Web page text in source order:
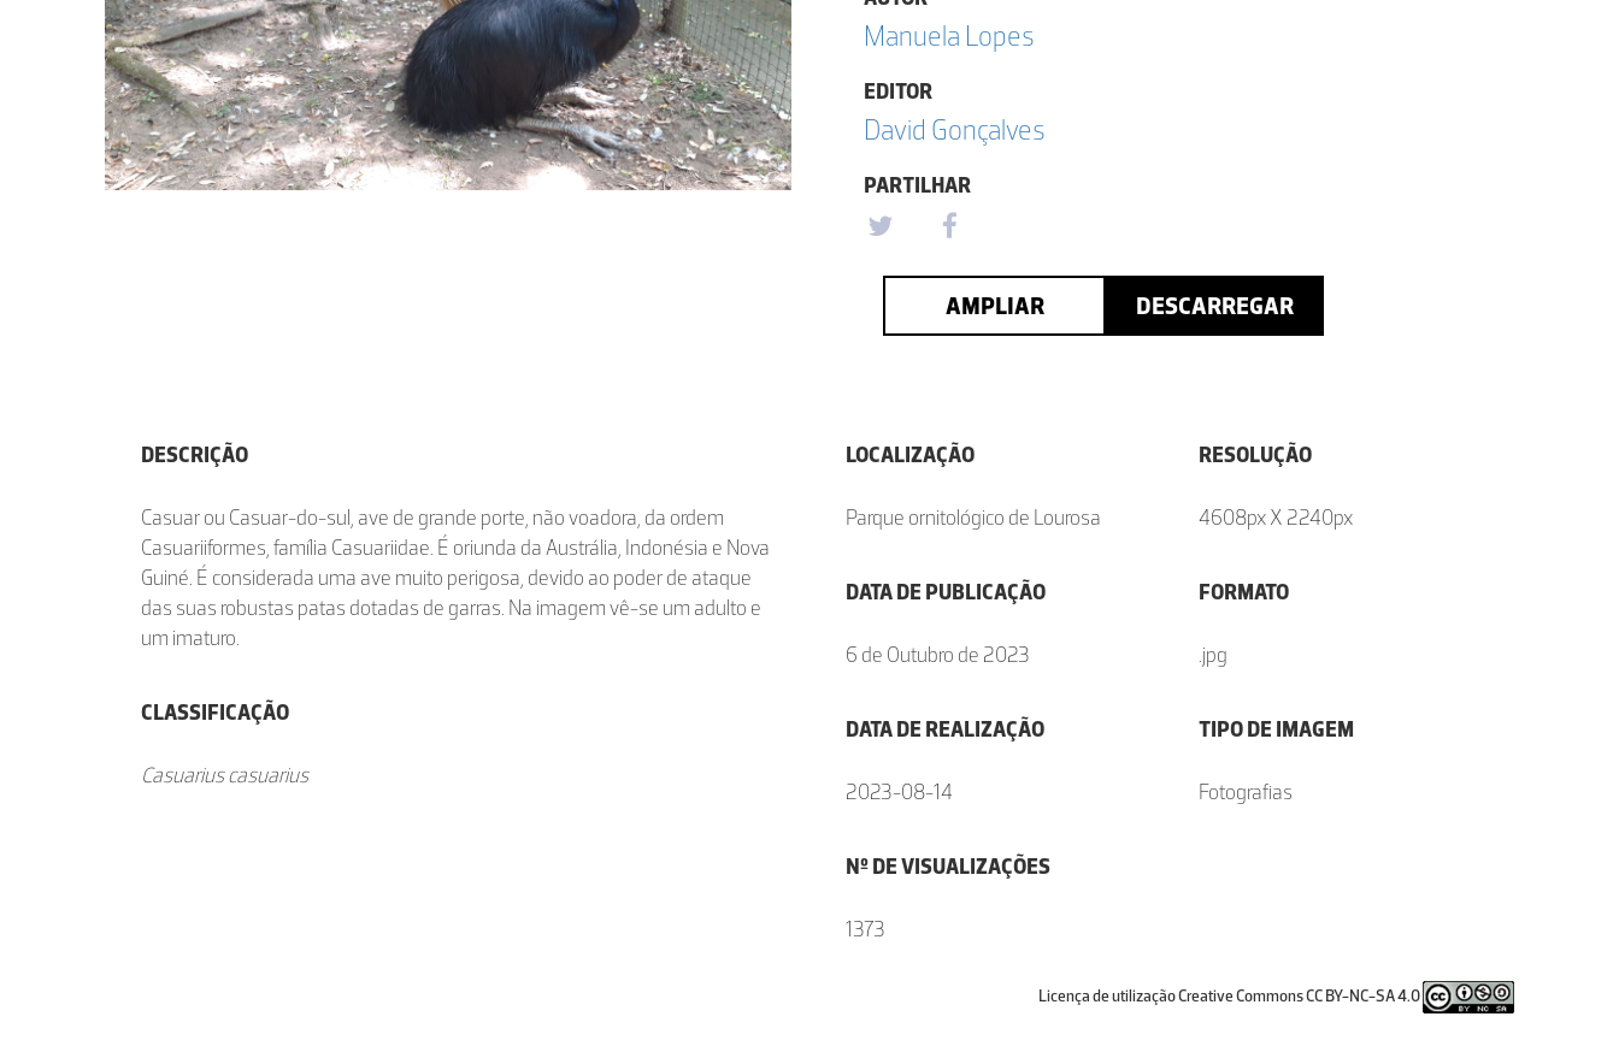
Manuela Lopes
EDITOR
David Gonçalves
PARTILHAR
AMPLIAR DESCARREGAR
DESCRIÇÃO
Casuar ou Casuar-do-sul, ave de grande porte, não voadora, da ordem
Casuariiformes, família Casuariidae. É oriunda da Austrália, Indonésia e Nova
Guiné. É considerada uma ave muito perigosa, devido ao poder de ataque
das suas robustas patas dotadas de garras. Na imagem vê-se um adulto e
um imaturo.
CLASSIFICAÇÃO
Casuarius casuarius
LOCALIZAÇÃO
Parque ornitológico de Lourosa
DATA DE PUBLICAÇÃO
6 de Outubro de 2023
DATA DE REALIZAÇÃO
2023-08-14
Nº DE VISUALIZAÇÕES
1373
RESOLUÇÃO
4608px X 2240px
FORMATO
.jpg
TIPO DE IMAGEM
Fotografias
Licença de utilização Creative Commons CC BY-NC-SA 4.0